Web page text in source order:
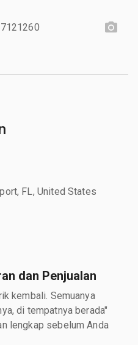
FL, United States
dan Penjualan
kembali. Semuanya
di tempatnya berada"
lengkap sebelum Anda